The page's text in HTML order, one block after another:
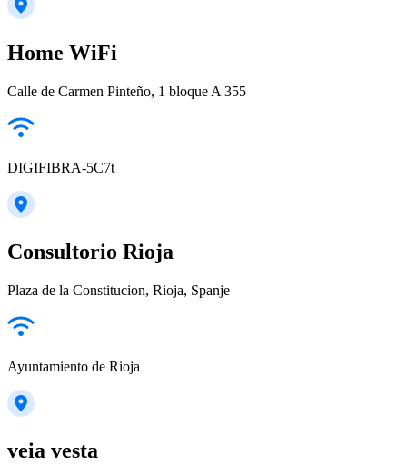
Home WiFi
Calle de Carmen Pinteño, 1 bloque A 355
DIGIFIBRA-5C7t
Consultorio Rioja
Plaza de la Constitucion, Rioja, Spanje
Ayuntamiento de Rioja
veia vesta